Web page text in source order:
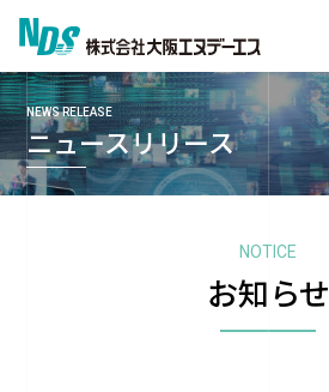
NEWS RELEASE
ニュースリリース
NOTICE
お知らせ